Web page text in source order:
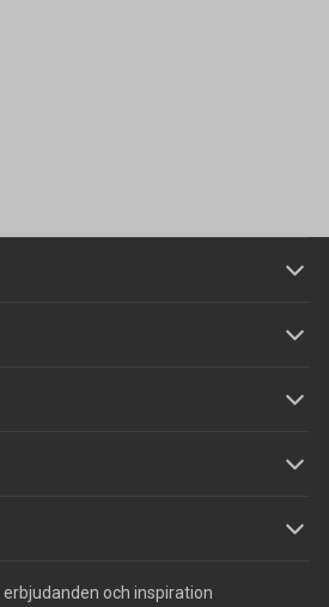
erbjudanden och inspiration